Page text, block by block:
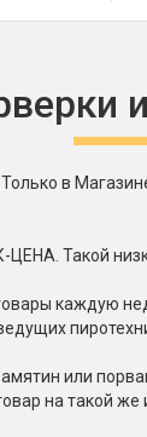
Хлопушки и
Маленькие
Пружинные
Бенгальские
Бенгальские
Бенгальские
в
Такой
каждую
или
на такой